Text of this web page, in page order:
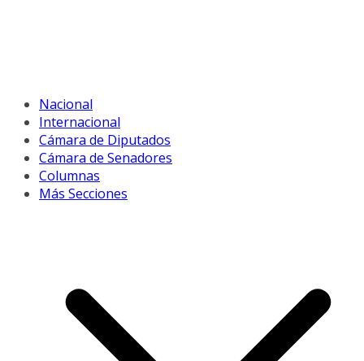
Nacional
Internacional
Cámara de Diputados
Cámara de Senadores
Columnas
Más Secciones